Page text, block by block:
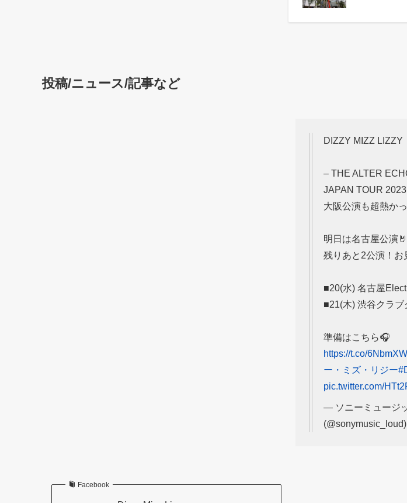
投稿/ニュース/記事など
Facebook
DIZZY MIZZ LIZZY
– THE ALTER
JAPAN TOUR 2023
大阪公演も超熱か
明日は名古屋公演🤘
残りあと2公演！お
■20(水) 名古屋
■21(木) 渋谷クラブ
準備はこちら🎧
https://t.co/
ー・ミズ・リジー
pic.twitter.com/
— ソニーミュージ
(@sonymusic_loud)